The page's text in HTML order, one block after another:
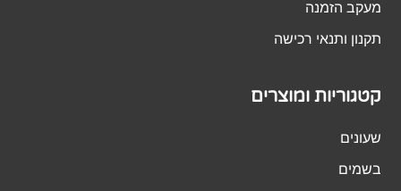
מעקב הזמנה
תקנון ותנאי רכישה
קטגוריות ומוצרים
שעונים
בשמים